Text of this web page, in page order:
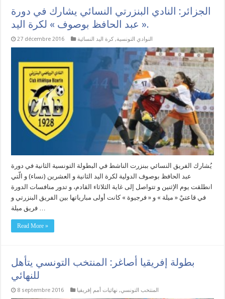
الجزائر: النادي البنزرتي النسائي يشارك في دورة
« عبد الحافظ بوصوف » لكرة اليد.
27 décembre 2016 النوادي التونسية, كرة اليد النسائية
يُشارك الفريق النسائي ببنزرت الناشط في البطولة التونسية الثانية في دورة
عبد الحافظ بوصوف الدولية لكرة اليد الثانية و العشرين (نساء) و الّتي
انطلقت يوم الإثنين و تتواصل إلى غاية الثلاثاء القادم، و تدور منافسات الدورة
في قاعتيْ « ميلة » و « فرجيوة » كانت أولى مبارياتها بين الفريق البنزرتي و
فريق ميلة …
Read More »
بطولة إفريقيا أصاغر: المنتخب التونسي يتأهل
للنهائي
8 septembre 2016 المنتخب التونسي, نهائيات أمم إفريقيا